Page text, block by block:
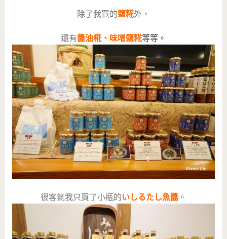
除了我買的鹽糀外，
還有醬油糀、味噌鹽糀等等。
很客氣我只買了小瓶的いしるたし魚醬。